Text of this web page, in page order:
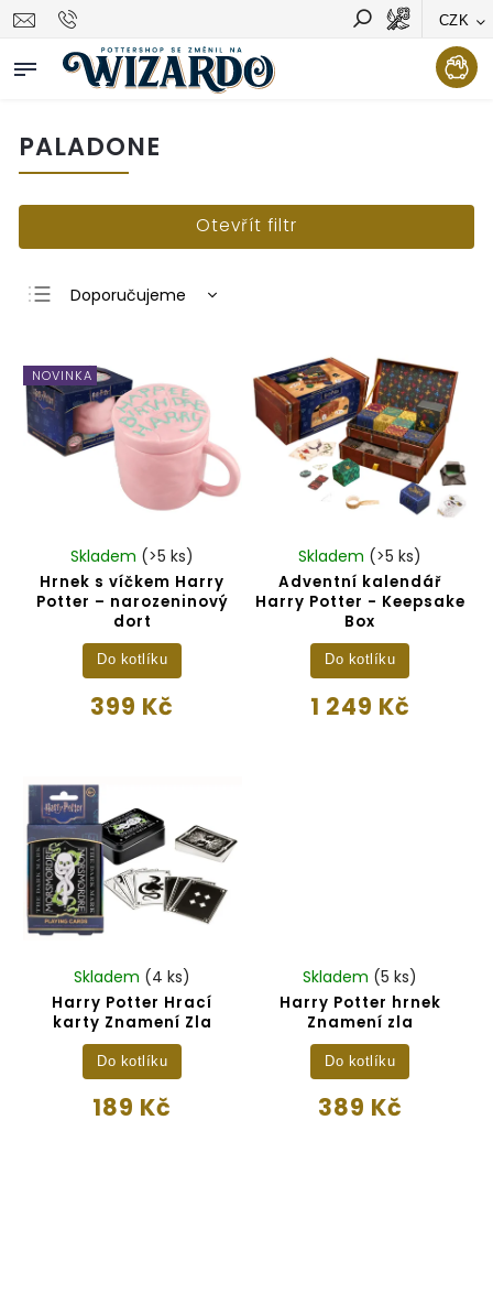
CZK
Vyhledávání Hledat
PALADONE
Otevřít filtr
Doporučujeme
Nejdražší
Nejprodávanější
Abecedně
NOVINKA
Hrnek s víčkem Harry
Potter – narozeninový
dort
Skladem (>5 ks)
399 Kč
Do kotlíku
Adventní kalendář
Harry Potter - Keepsake
Box
Skladem (>5 ks)
1 249 Kč
Do kotlíku
Harry Potter Hrací
karty Znamení Zla
Skladem (4 ks)
189 Kč
Do kotlíku
Harry Potter hrnek
Znamení zla
Skladem (5 ks)
389 Kč
Do kotlíku